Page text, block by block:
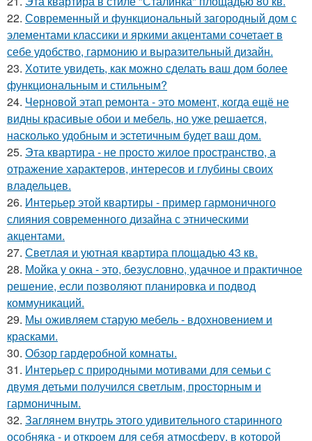
22. Современный и функциональный загородный дом с
элементами классики и яркими акцентами сочетает в
себе удобство, гармонию и выразительный дизайн.
23. Хотите увидеть, как можно сделать ваш дом более
функциональным и стильным?
24. Черновой этап ремонта - это момент, когда ещё не
видны красивые обои и мебель, но уже решается,
насколько удобным и эстетичным будет ваш дом.
25. Эта квартира - не просто жилое пространство, а
отражение характеров, интересов и глубины своих
владельцев.
26. Интерьер этой квартиры - пример гармоничного
слияния современного дизайна с этническими
акцентами.
27. Светлая и уютная квартира площадью 43 кв.
28. Мойка у окна - это, безусловно, удачное и практичное
решение, если позволяют планировка и подвод
коммуникаций.
29. Мы оживляем старую мебель - вдохновением и
красками.
30. Обзор гардеробной комнаты.
31. Интерьер с природными мотивами для семьи с
двумя детьми получился светлым, просторным и
гармоничным.
32. Заглянем внутрь этого удивительного старинного
особняка - и откроем для себя атмосферу, в которой